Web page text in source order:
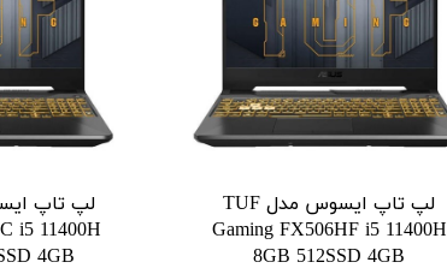
لپ تاپ ایسوس مدل TUF
Gaming FX506HF i5 11400H
8GB 512SSD 4GB
i5 11400H
4GB